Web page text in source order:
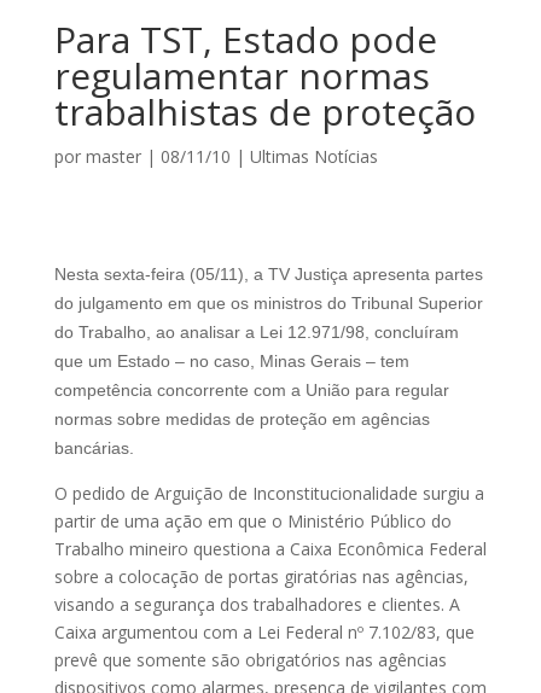
Para TST, Estado pode
regulamentar normas
trabalhistas de proteção
por master| 08/11/10 | Ultimas Notícias
Nesta sexta-feira (05/11), a TV Justiça apresenta partes
do julgamento em que os ministros do Tribunal Superior
do Trabalho, ao analisar a Lei 12.971/98, concluíram
que um Estado – no caso, Minas Gerais – tem
competência concorrente com a União para regular
normas sobre medidas de proteção em agências
bancárias.
O pedido de Arguição de Inconstitucionalidade surgiu a
partir de uma ação em que o Ministério Público do
Trabalho mineiro questiona a Caixa Econômica Federal
sobre a colocação de portas giratórias nas agências,
visando a segurança dos trabalhadores e clientes. A
Caixa argumentou com a Lei Federal nº 7.102/83, que
prevê que somente são obrigatórios nas agências
dispositivos como alarmes, presença de vigilantes com